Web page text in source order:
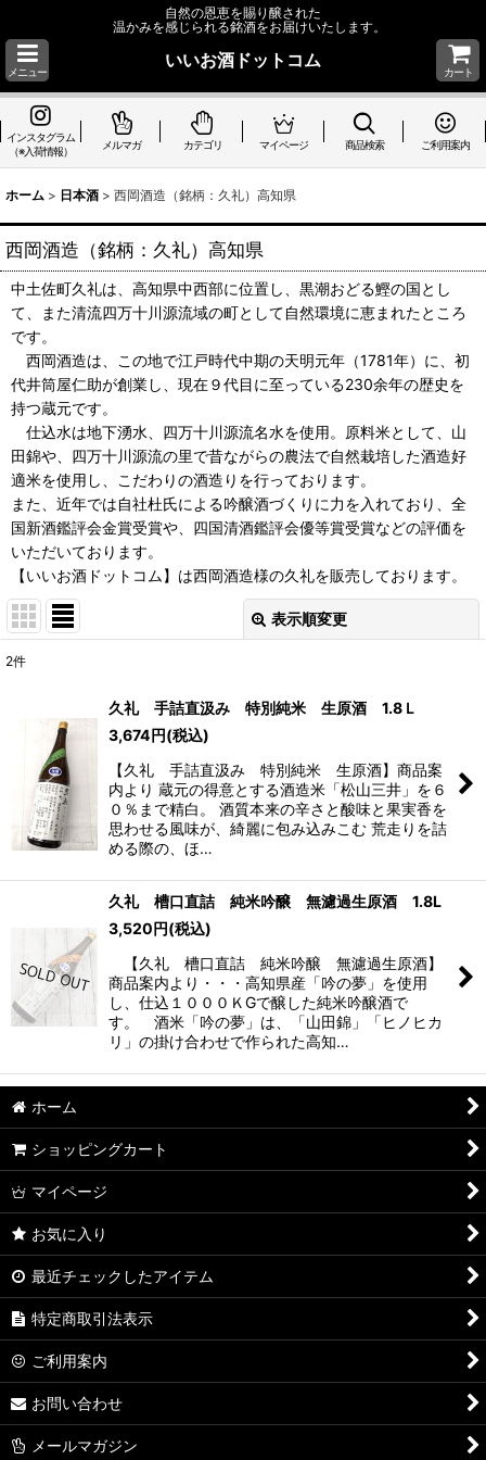
自然の恩恵を賜り醸された
温かみを感じられる銘酒をお届けいたします。
メニュー
いいお酒ドットコム
カート
インスタグラム
（※入荷情報）
メルマガ カテゴリ マイページ 商品検索 ご利用案内
ホーム > 日本酒 > 西岡酒造（銘柄：久礼）高知県
西岡酒造（銘柄：久礼）高知県
中土佐町久礼は、高知県中西部に位置し、黒潮おどる鰹の国とし
て、また清流四万十川源流域の町として自然環境に恵まれたところ
です。
西岡酒造は、この地で江戸時代中期の天明元年（1781年）に、初
代井筒屋仁助が創業し、現在９代目に至っている230余年の歴史を
持つ蔵元です。
仕込水は地下湧水、四万十川源流名水を使用。原料米として、山
田錦や、四万十川源流の里で昔ながらの農法で自然栽培した酒造好
適米を使用し、こだわりの酒造りを行っております。
また、近年では自社杜氏による吟醸酒づくりに力を入れており、全
国新酒鑑評会金賞受賞や、四国清酒鑑評会優等賞受賞などの評価を
いただいております。
【いいお酒ドットコム】は西岡酒造様の久礼を販売しております。
表示順変更
並び順
絞り込む
2件
久礼 手詰直汲み 特別純米 生原酒 1.8Ｌ
3,674円(税込)
【久礼 手詰直汲み 特別純米 生原酒】商品案
内より 蔵元の得意とする酒造米「松山三井」を６
０％まで精白。 酒質本来の辛さと酸味と果実香を
思わせる風味が、綺麗に包み込みこむ 荒走りを詰
める際の、ほ…
久礼 槽口直詰 純米吟醸 無濾過生原酒 1.8L
3,520円(税込)
【久礼 槽口直詰 純米吟醸 無濾過生原酒】
商品案内より・・・高知県産「吟の夢」を使用
し、仕込１０００ＫGで醸した純米吟醸酒で
す。 酒米「吟の夢」は、「山田錦」「ヒノヒカ
リ」の掛け合わせで作られた高知…
ホーム
ショッピングカート
マイページ
お気に入り
最近チェックしたアイテム
特定商取引法表示
ご利用案内
お問い合わせ
メールマガジン